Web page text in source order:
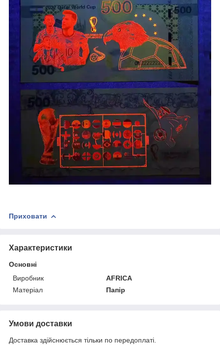
Приховати
Характеристики
Основні
Виробник
AFRICA
Матеріал
Папір
Умови доставки
Доставка здійснюється тільки по передоплаті.